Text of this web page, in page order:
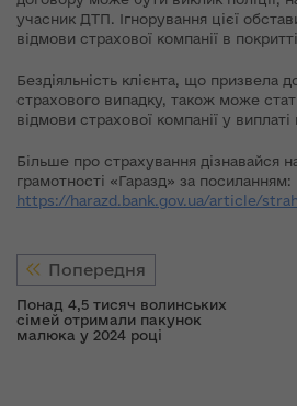
учасник ДТП. Ігнорування цієї
відмови страхової компанії в
Бездіяльність клієнта, що призвела
страхового випадку, також може
відмови страхової компанії у
Більше про страхування дізнавайся
грамотності «Гаразд» за посиланням:
https://harazd.bank.gov.ua/article/
Попередня
Понад 4,5 тисяч волинських
сімей отримали пакунок
малюка у 2024 році